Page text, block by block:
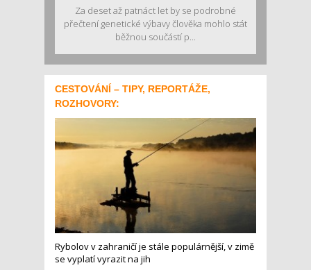
Za deset až patnáct let by se podrobné
přečtení genetické výbavy člověka mohlo stát
běžnou součástí p...
CESTOVÁNÍ – TIPY, REPORTÁŽE,
ROZHOVORY:
Rybolov v zahraničí je stále populárnější, v zimě
se vyplatí vyrazit na jih